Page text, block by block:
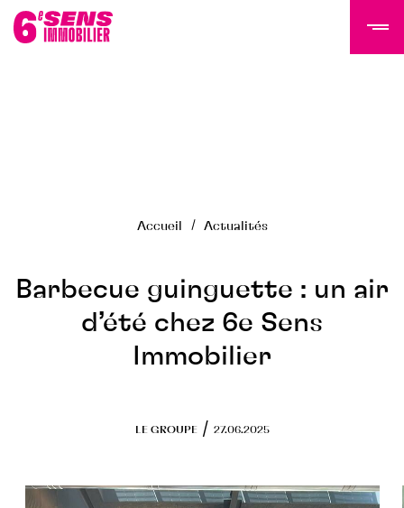
NOS PROGRAMMES
Accueil Actualités
Barbecue guinguette : un air
d’été chez 6e Sens
Immobilier
LE GROUPE / 27.06.2025